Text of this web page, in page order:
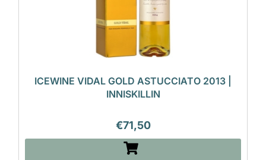
ICEWINE VIDAL GOLD ASTUCCIATO 2013 |
INNISKILLIN
€71,50